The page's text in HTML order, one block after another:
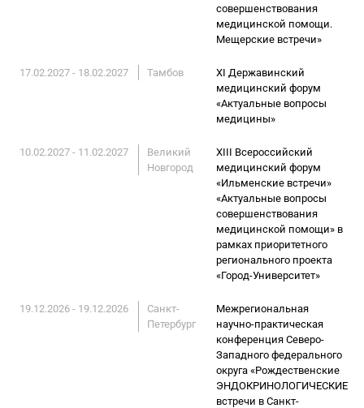
совершенствования
медицинской помощи.
Мещерские встречи»
17.02.2027 - 18.02.2027 Тамбов
XI Державинский
медицинский форум
«Актуальные вопросы
медицины»
10.02.2027 - 11.02.2027
Великий
Новгород
XIII Всероссийский
медицинский форум
«Ильменские встречи»
«Актуальные вопросы
совершенствования
медицинской помощи» в
рамках приоритетного
регионального проекта
«Город-Университет»
19.12.2026 - 19.12.2026
Санкт-
Петербург
Межрегиональная
научно-практическая
конференция Северо-
Западного федерального
округа «Рождественские
ЭНДОКРИНОЛОГИЧЕСКИЕ
встречи в Санкт-